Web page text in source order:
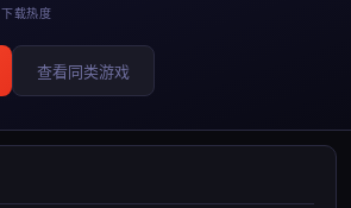
下载热度
查看同类游戏